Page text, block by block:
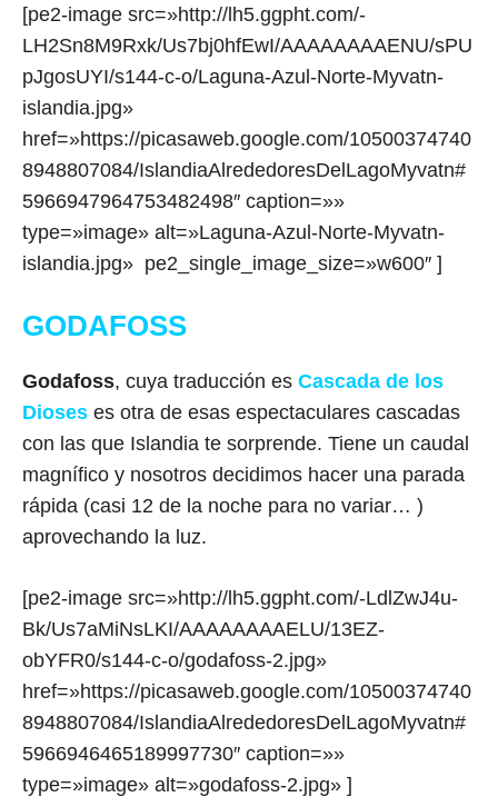
[pe2-image src=»http://lh5.ggpht.com/-
LH2Sn8M9Rxk/Us7bj0hfEwI/AAAAAAAAENU/sPU
pJgosUYI/s144-c-o/Laguna-Azul-Norte-Myvatn-
islandia.jpg»
href=»https://picasaweb.google.com/10500374740
8948807084/IslandiaAlrededoresDelLagoMyvatn#
5966947964753482498″ caption=»»
type=»image» alt=»Laguna-Azul-Norte-Myvatn-
islandia.jpg» pe2_single_image_size=»w600″ ]
GODAFOSS
Godafoss, cuya traducción es Cascada de los
Dioses es otra de esas espectaculares cascadas
con las que Islandia te sorprende. Tiene un caudal
magnífico y nosotros decidimos hacer una parada
rápida (casi 12 de la noche para no variar… )
aprovechando la luz.
[pe2-image src=»http://lh5.ggpht.com/-LdlZwJ4u-
Bk/Us7aMiNsLKI/AAAAAAAAELU/13EZ-
obYFR0/s144-c-o/godafoss-2.jpg»
href=»https://picasaweb.google.com/10500374740
8948807084/IslandiaAlrededoresDelLagoMyvatn#
5966946465189997730″ caption=»»
type=»image» alt=»godafoss-2.jpg» ]